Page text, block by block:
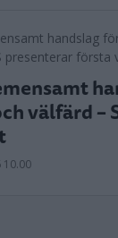
välfärd –
10.00